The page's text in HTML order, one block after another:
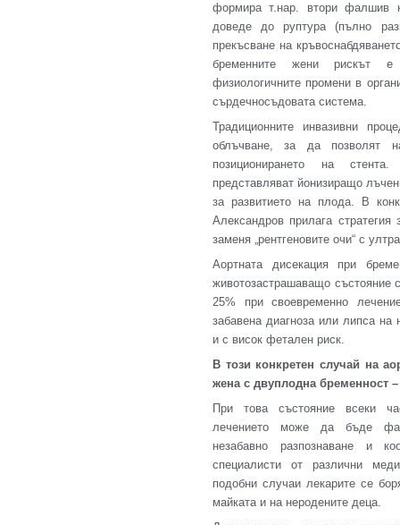
формира т.нар. втори фалшив
доведе до руптура (пълно
прекъсване на
бременните жени рискът
физиологичните промени в
сърдечносъдовата система.
Традиционните инвазивни
облъчване, за да позволят
позиционирането на
представляват йонизиращо
за развитието на плода. В
Александров прилага
заменя „рентгеновите очи“ с
Аортната дисекация при
животозастрашаващо състояние
25% при своевременно
забавена диагноза или липса на
и с висок фетален риск.
В този конкретен случай на
жена с двуплодна бременност
При това състояние всеки
лечението може да бъде
незабавно разпознаване и
специалисти от различни
подобни случаи лекарите се
майката и на неродените деца.